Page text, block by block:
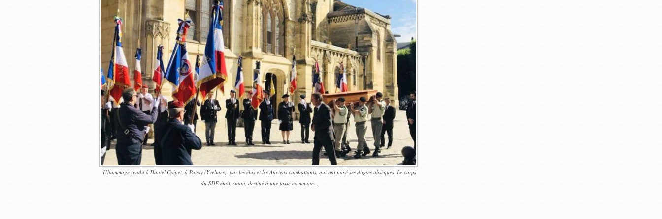
L’hommage rendu à Daniel Crépet, à Poissy (Yvelines), par les élus et les Anciens combattants, qui ont payé ses dignes obsèques. Le corps
du SDF était, sinon, destiné à une fosse commune…